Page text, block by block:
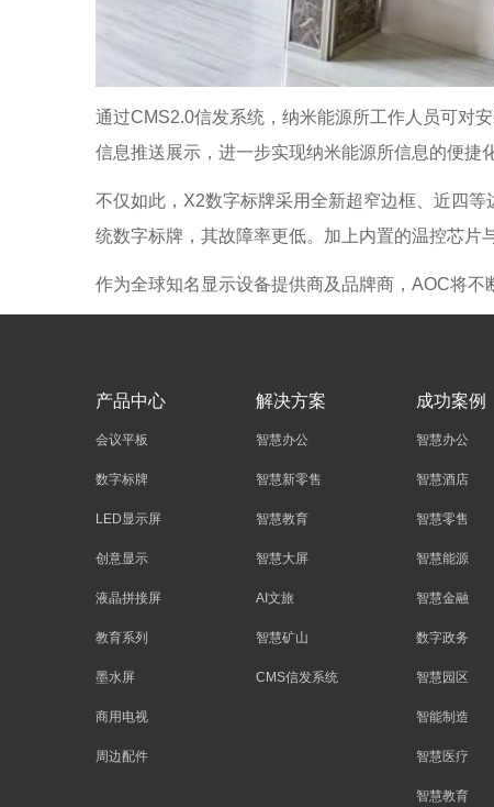
通过CMS2.0信发系统，纳米能源所工作人员可对
信息推送展示，进一步实现纳米能源所信息的便捷
不仅如此，X2数字标牌采用全新超窄边框、近四
统数字标牌，其故障率更低。加上内置的温控芯片
作为全球知名显示设备提供商及品牌商，AOC将
产品中心
会议平板
数字标牌
LED显示屏
创意显示
液晶拼接屏
教育系列
墨水屏
商用电视
周边配件
解决方案
智慧办公
智慧新零售
智慧教育
智慧大屏
AI文旅
智慧矿山
CMS信发系统
成功案例
智慧办公
智慧酒店
智慧零售
智慧能源
智慧金融
数字政务
智慧园区
智能制造
智慧医疗
智慧教育